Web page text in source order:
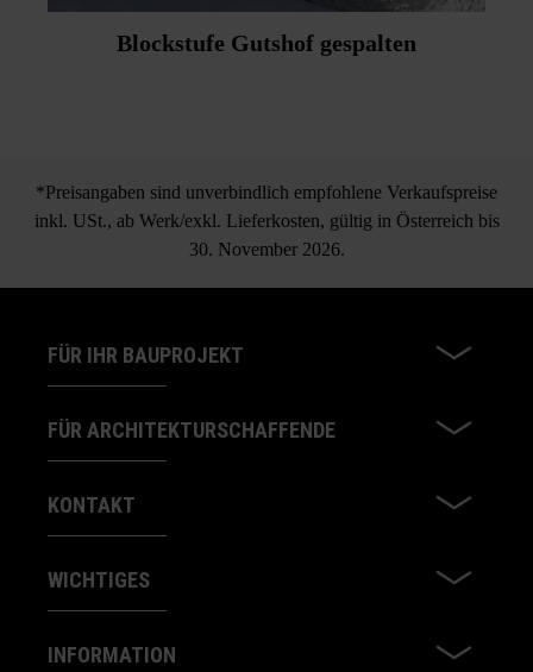
Blockstufe Gutshof gespalten
*Preisangaben sind unverbindlich empfohlene Verkaufspreise
inkl. USt., ab Werk/exkl. Lieferkosten, gültig in Österreich bis
30. November 2026.
FÜR IHR BAUPROJEKT
FÜR ARCHITEKTURSCHAFFENDE
KONTAKT
WICHTIGES
INFORMATION